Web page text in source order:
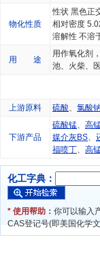
物化性质
性状 黑色正
相对密度
溶解性 不溶
用 途
用作氧化剂
池、火柴、
上游原料 硫酸、 氯酸
下游产品
硫酸锰、 高
媒介灰BS、
福喷丁、 高
化工字典：
* 使用帮助： 你可以输入
CAS登记号(即美国化学